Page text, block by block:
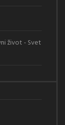
život - Svet